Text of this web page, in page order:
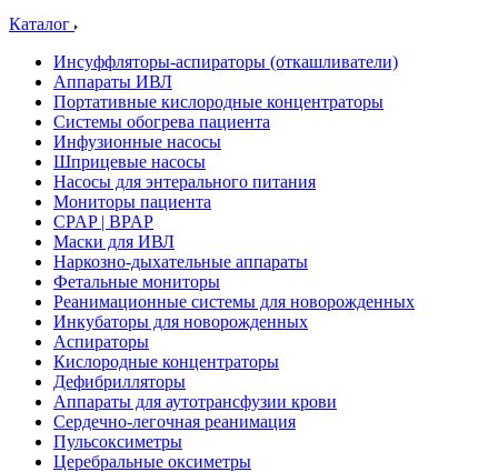
Каталог
Инсуффляторы-аспираторы (откашливатели)
Аппараты ИВЛ
Портативные кислородные концентраторы
Системы обогрева пациента
Инфузионные насосы
Шприцевые насосы
Насосы для энтерального питания
Мониторы пациента
CPAP | BPAP
Маски для ИВЛ
Наркозно-дыхательные аппараты
Фетальные мониторы
Реанимационные системы для новорожденных
Инкубаторы для новорожденных
Аспираторы
Кислородные концентраторы
Дефибрилляторы
Аппараты для аутотрансфузии крови
Сердечно-легочная реанимация
Пульсоксиметры
Церебральные оксиметры